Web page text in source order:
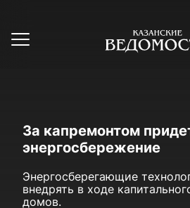
За капремонтом
энергосбережение
Энергосберегающие
внедрять в ходе
домов.